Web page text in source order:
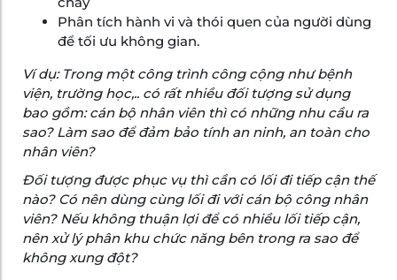
Phân tích hành vi và thói quen của người dùng
để tối ưu không gian.
Ví dụ: Trong một công trình công cộng như bệnh
viện, trường học,.. có rất nhiều đối tượng sử dụng
bao gồm: cán bộ nhân viên thì có những nhu cầu ra
sao? Làm sao để đảm bảo tính an ninh, an toàn cho
nhân viên?
Đối tượng được phục vụ thì cần có lối đi tiếp cận thế
nào? Có nên dùng cùng lối đi với cán bộ công nhân
viên? Nếu không thuận lợi để có nhiều lối tiếp cận,
nên xử lý phân khu chức năng bên trong ra sao để
không xung đột?